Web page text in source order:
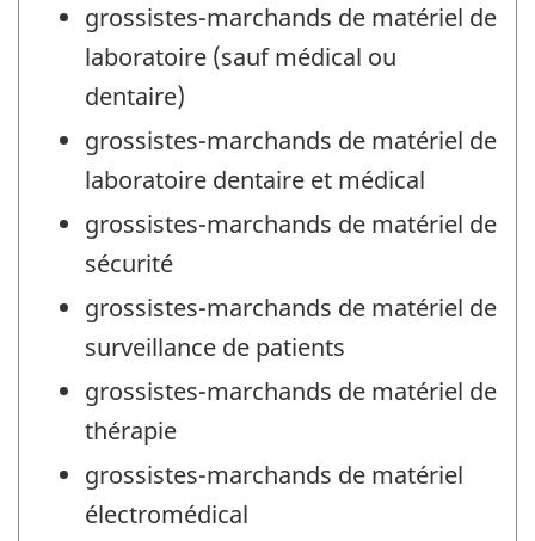
grossistes-marchands de matériel de
laboratoire (sauf médical ou
dentaire)
grossistes-marchands de matériel de
laboratoire dentaire et médical
grossistes-marchands de matériel de
sécurité
grossistes-marchands de matériel de
surveillance de patients
grossistes-marchands de matériel de
thérapie
grossistes-marchands de matériel
électromédical